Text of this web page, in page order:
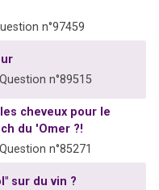
n°97459
n°89515
cheveux pour le
du 'Omer ?!
n°85271
sur du vin ?